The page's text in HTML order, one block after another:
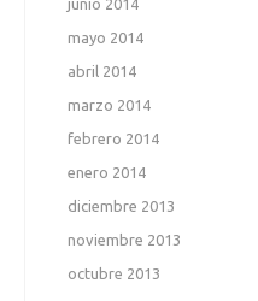
junio 2014
mayo 2014
abril 2014
marzo 2014
febrero 2014
enero 2014
diciembre 2013
noviembre 2013
octubre 2013